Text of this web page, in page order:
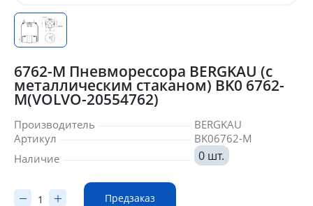
6762-M Пневморессора BERGKAU (с
металлическим стаканом) BK0 6762-
M(VOLVO-20554762)
Производитель
BERGKAU
Артикул
BK06762-M
Наличие
0 шт.
Предзаказ